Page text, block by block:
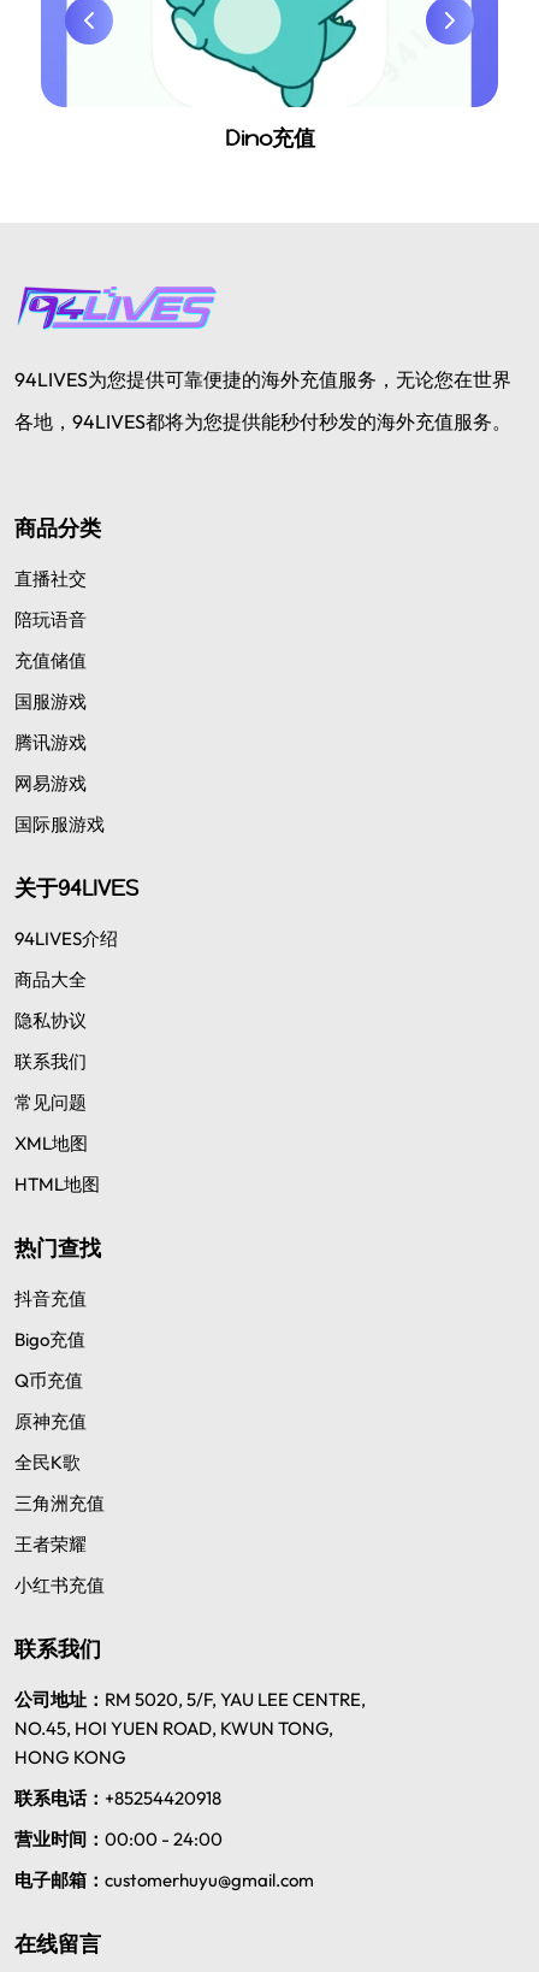
Dino充值
94LIVES为您提供可靠便捷的海外充值服务，无论您在世界
各地，94LIVES都将为您提供能秒付秒发的海外充值服务。
商品分类
直播社交
陪玩语音
充值储值
国服游戏
腾讯游戏
网易游戏
国际服游戏
关于94LIVES
94LIVES介绍
商品大全
隐私协议
联系我们
常见问题
XML地图
HTML地图
热门查找
抖音充值
Bigo充值
Q币充值
原神充值
全民K歌
三角洲充值
王者荣耀
小红书充值
联系我们
公司地址： RM 5020, 5/F, YAU LEE CENTRE,
NO.45, HOI YUEN ROAD, KWUN TONG,
HONG KONG
联系电话： +85254420918
营业时间： 00:00 - 24:00
电子邮箱： customerhuyu@gmail.com
在线留言